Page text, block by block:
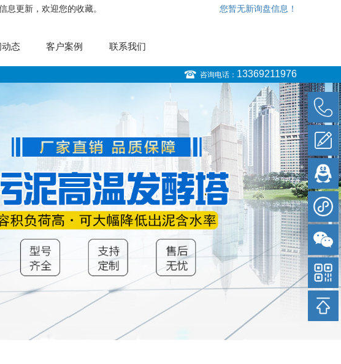
息更新，欢迎您的收藏。 您暂无新询盘信息！
动态 客户案例 联系我们
咨询电话： 13369211976